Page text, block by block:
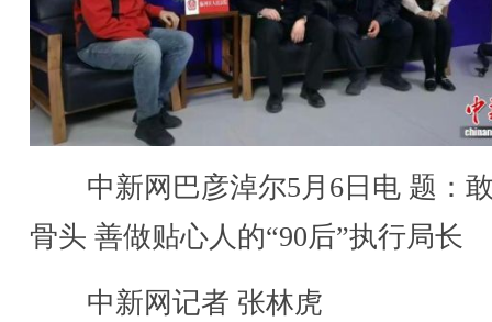
中新网巴彦淖尔5月6日电 题：
骨头 善做贴心人的“90后”执行局长
中新网记者 张林虎